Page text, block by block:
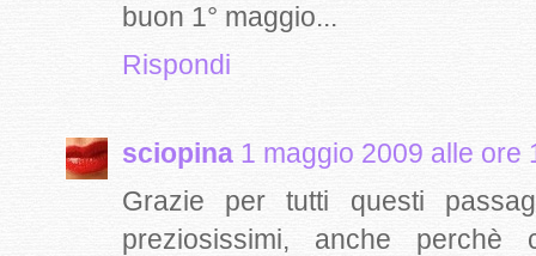
buon 1° maggio...
Rispondi
sciopina 1 maggio 2009 alle ore
Grazie per tutti questi
preziosissimi, anche